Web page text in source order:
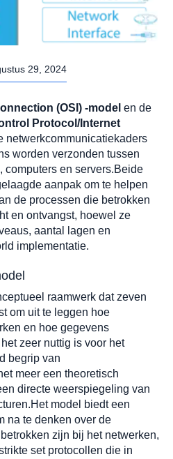
29, 2024
(OSI) -model en de
Protocol/Internet
netwerkcommunicatiekaders
worden verzonden tussen
computers en servers.Beide
aanpak om te helpen
de processen die betrokken
en ontvangst, hoewel ze
aantal lagen en
implementatie.
raamwerk dat zeven
om uit te leggen hoe
en hoe gegevens
zeer nuttig is voor het
begrip van
meer een theoretisch
directe weerspiegeling van
model biedt een
na te denken over de
zijn bij het netwerken,
set protocollen die in